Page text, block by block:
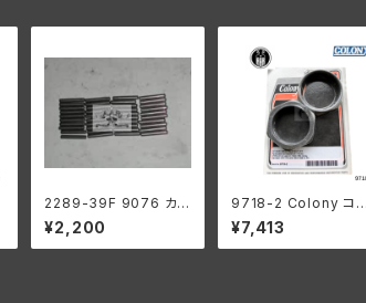
2289-39F 9076 カウ
ンターシャフト ロングロ
ーラー 1ギアボックス用
.0004オーバーサイズ
¥2,200
9718-2 Colony コロ
ニー インテーク マニホ
ールド ナット キット ハ
ーレーダビッドソン
¥7,413